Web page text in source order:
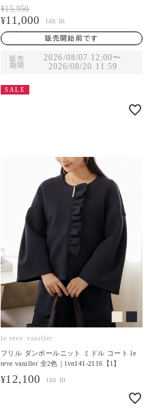
色｜lvn141-2115【1】
¥15,950
¥11,000
販売開始前です
販売
期間
2026/08/07 12:00〜
2026/08/20 11:59
SALE
le reve vaniller
フリル ダンボールニット ミドル コート le
reve vaniller 全2色｜lvn141-2116【1】
¥12,100